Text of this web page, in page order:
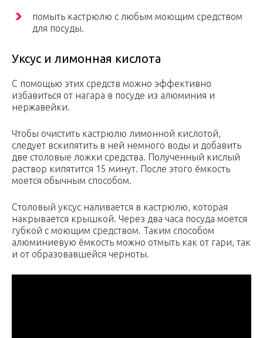
помыть кастрюлю с любым моющим средством
для посуды.
Уксус и лимонная кислота
С помощью этих средств можно эффективно
избавиться от нагара в посуде из алюминия и
нержавейки.
Чтобы очистить кастрюлю лимонной кислотой,
следует вскипятить в ней немного воды и добавить
две столовые ложки средства. Полученный кислый
раствор кипятится 15 минут. После этого ёмкость
моется обычным способом.
Столовый уксус наливается в кастрюлю, которая
накрывается крышкой. Через два часа посуда моется
губкой с моющим средством. Таким способом
алюминиевую ёмкость можно отмыть как от гари, так
и от образовавшейся черноты.